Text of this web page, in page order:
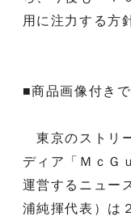
用に注力する方
■商品画像付きで
東京のストリ
ディア「ＭｃＧ
運営するニュー
浦純揮代表）は